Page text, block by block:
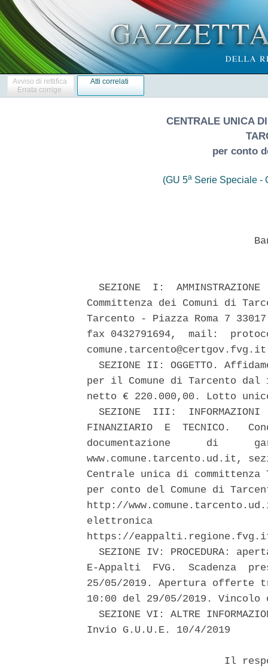
Avviso di rettifica
Errata corrige
Atti correlati
CENTRALE UNICA
per conto
(GU 5a Serie Speciale -
SEZIONE  I:  AMMINSTRAZIONE
Committenza dei Comuni di
Tarcento - Piazza Roma 7
fax 0432791694,  mail:
SEZIONE II: OGGETTO.
per il Comune di Tarcento
netto € 220.000,00. Lotto
SEZIONE  III:  INFORMAZIONI
FINANZIARIO  E  TECNICO.
documentazione      di
www.comune.tarcento.ud.it,
Centrale unica di
per conto del Comune di
http://
elettronica
https://
SEZIONE IV: PROCEDURA:
E-Appalti  FVG.  Scadenza
25/05/2019. Apertura offerte
10:00 del 29/05/2019.
SEZIONE VI: ALTRE
Invio G.U.U.E. 10/4/2019
Il